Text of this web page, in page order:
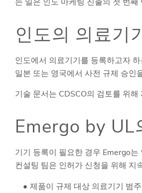
인도의 의료기
인도에서 의료기기를 등록하고자
일본 또는 영국에서 사전 규제 승인
기술 문서는 CDSCO의 검토를 위
Emergo by UL
기기 등록이 필요한 경우 Emergo
컨설팅 팀은 인허가 신청을 위해 지
제품이 규제 대상 의료기기 범